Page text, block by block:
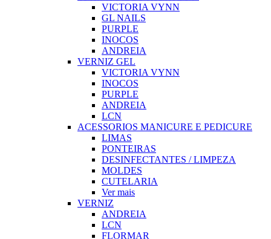
VICTORIA VYNN
GL NAILS
PURPLE
INOCOS
ANDREIA
VERNIZ GEL
VICTORIA VYNN
INOCOS
PURPLE
ANDREIA
LCN
ACESSORIOS MANICURE E PEDICURE
LIMAS
PONTEIRAS
DESINFECTANTES / LIMPEZA
MOLDES
CUTELARIA
Ver mais
VERNIZ
ANDREIA
LCN
FLORMAR